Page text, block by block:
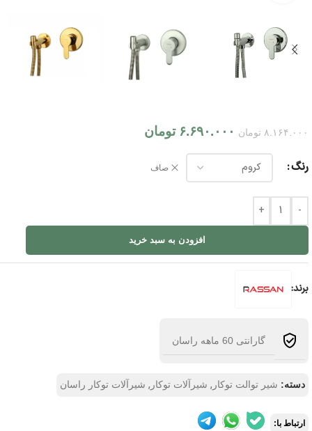
۸.۱۶۴.۰۰۰ تومان ۶.۶۹۰.۰۰۰ تومان
رنگ صاف
-
+
افزودن به سبد خرید
برند:
گارانتی 60 ماهه راسان
دسته: شیر توالت توکار , شیرآلات توکار , شیرآلات توکار راسان
ارتباط با: